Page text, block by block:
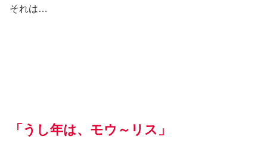
それは…
「うし年は、モウ～リス」